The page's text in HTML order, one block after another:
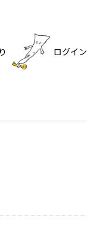
ログイン